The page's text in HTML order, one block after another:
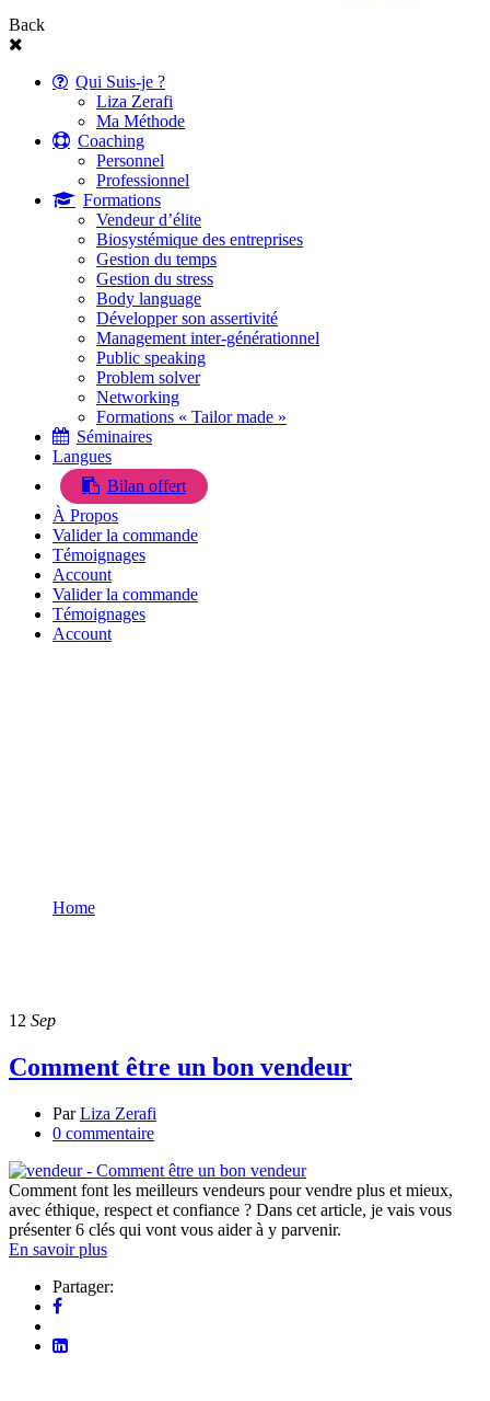
Back
Qui Suis-je ?
Liza Zerafi
Ma Méthode
Coaching
Personnel
Professionnel
Formations
Vendeur d’élite
Biosystémique des entreprises
Gestion du temps
Gestion du stress
Body language
Développer son assertivité
Management inter-générationnel
Public speaking
Problem solver
Networking
Formations « Tailor made »
Séminaires
Langues
Bilan offert
À Propos
Valider la commande
Témoignages
Account
Valider la commande
Témoignages
Account
Home
12 Sep
Comment être un bon vendeur
Par Liza Zerafi
0 commentaire
Comment font les meilleurs vendeurs pour vendre plus et mieux,
avec éthique, respect et confiance ? Dans cet article, je vais vous
présenter 6 clés qui vont vous aider à y parvenir.
En savoir plus
Partager: